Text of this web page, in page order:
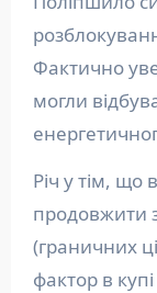
Фактично
могли
Річ у тім, що
продовжити
(граничних
фактор в